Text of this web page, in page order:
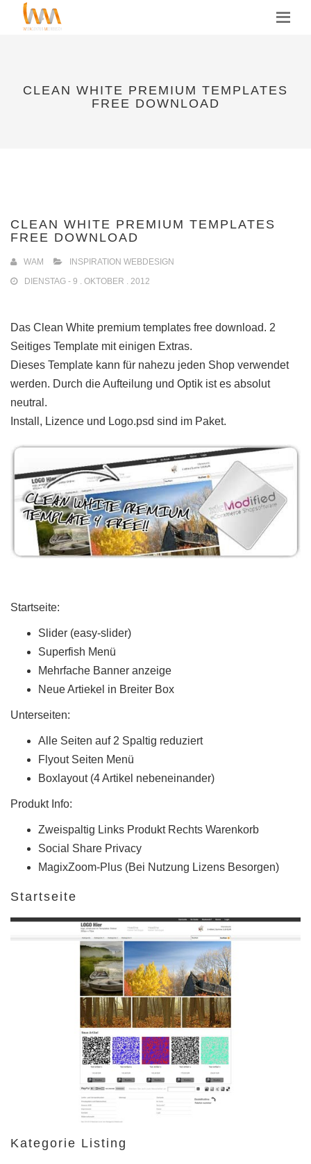
MENU
CLEAN WHITE PREMIUM TEMPLATES
FREE DOWNLOAD
CLEAN WHITE PREMIUM TEMPLATES
FREE DOWNLOAD
WAM
INSPIRATION WEBDESIGN
DIENSTAG - 9 . OKTOBER . 2012
Das Clean White premium templates free download. 2
Seitiges Template mit einigen Extras.
Dieses Template kann für nahezu jeden Shop verwendet
werden. Durch die Aufteilung und Optik ist es absolut
neutral.
Install, Lizence und Logo.psd sind im Paket.
Startseite:
Slider (easy-slider)
Superfish Menü
Mehrfache Banner anzeige
Neue Artiekel in Breiter Box
Unterseiten:
Alle Seiten auf 2 Spaltig reduziert
Flyout Seiten Menü
Boxlayout (4 Artikel nebeneinander)
Produkt Info:
Zweispaltig Links Produkt Rechts Warenkorb
Social Share Privacy
MagixZoom-Plus (Bei Nutzung Lizens Besorgen)
Startseite
Kategorie Listing